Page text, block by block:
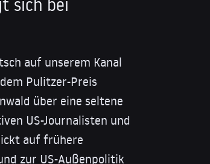
sich bei
auf unserem Kanal
Pulitzer-Preis
über eine seltene
US-Journalisten und
auf frühere
zur US-Außenpolitik